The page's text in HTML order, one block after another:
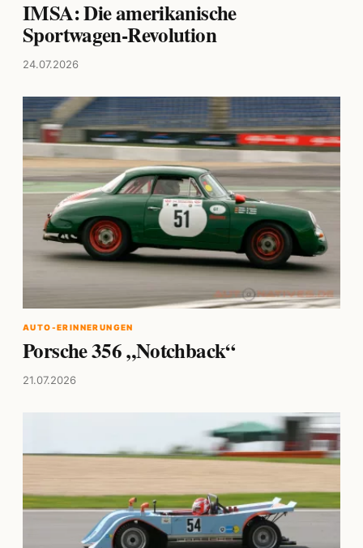
IMSA: Die amerikanische
Sportwagen-Revolution
24.07.2026
AUTO-ERINNERUNGEN
Porsche 356 „Notchback“
21.07.2026